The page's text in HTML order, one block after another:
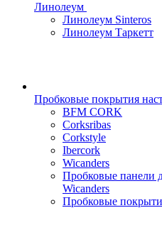
Линолеум
Линолеум Sinteros
Линолеум Таркетт
Пробковые покрытия
BFM CORK
Corksribas
Corkstyle
Ibercork
Wicanders
Пробковые панели
Wicanders
Пробковые